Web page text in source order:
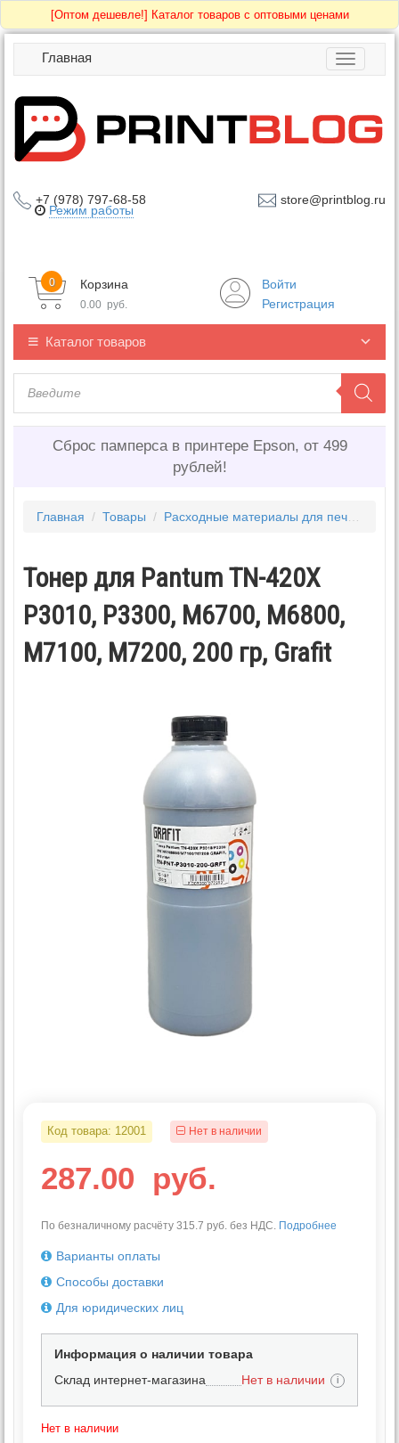
[Оптом дешевле!] Каталог товаров с оптовыми ценами
Toggle
Главная
+7 (978) 797-68-58 store@printblog.ru
Режим работы
Корзина
0
0.00 руб.
Войти
Регистрация
Каталог товаров
Сброс памперса в принтере Epson, от 499
рублей!
Главная / Товары / Расходные материалы для печати
Тонер для Pantum TN-420X
P3010, P3300, M6700, M6800,
M7100, M7200, 200 гр, Grafit
Код товара: 12001 Нет в наличии
287.00 руб.
По безналичному расчёту 315.7 руб. без НДС. Подробнее
Варианты оплаты
Способы доставки
Для юридических лиц
Информация о наличии товара
Склад интернет-магазина
Нет в наличии i
Нет в наличии